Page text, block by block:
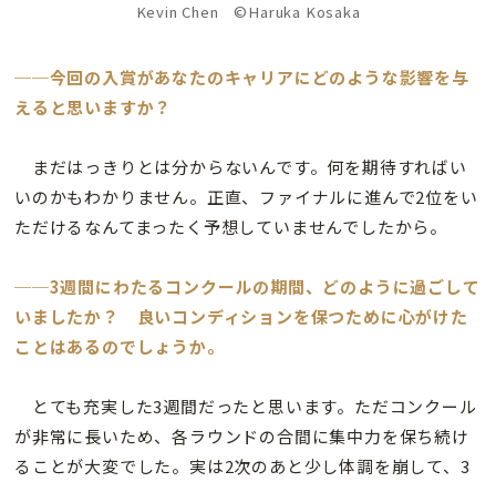
Kevin Chen ©Haruka Kosaka
──今回の入賞があなたのキャリアにどのような影響を与
えると思いますか？
まだはっきりとは分からないんです。何を期待すればい
いのかもわかりません。正直、ファイナルに進んで2位をい
ただけるなんてまったく予想していませんでしたから。
──3週間にわたるコンクールの期間、どのように過ごして
いましたか？ 良いコンディションを保つために心がけた
ことはあるのでしょうか。
とても充実した3週間だったと思います。ただコンクール
が非常に長いため、各ラウンドの合間に集中力を保ち続け
ることが大変でした。実は2次のあと少し体調を崩して、3